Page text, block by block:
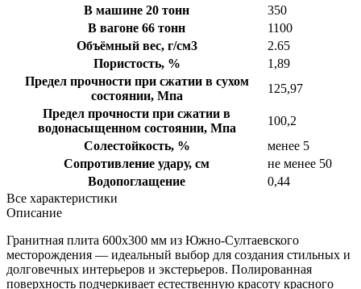
В машине 20 тонн
350
В вагоне 66 тонн
1100
Объёмный вес, г/см3
2.65
Пористость, %
1,89
Предел прочности при сжатии в сухом
состоянии, Мпа
125,97
Предел прочности при сжатии в
водонасыщенном состоянии, Мпа
100,2
Солестойкость, %
менее 5
Сопротивление удару, см
не менее 50
Водопоглащение
0,44
Все характеристики
Описание
Гранитная плита 600х300 мм из Южно-Султаевского
месторождения — идеальный выбор для создания стильных и
долговечных интерьеров и экстерьеров. Полированная
поверхность подчеркивает естественную красоту красного